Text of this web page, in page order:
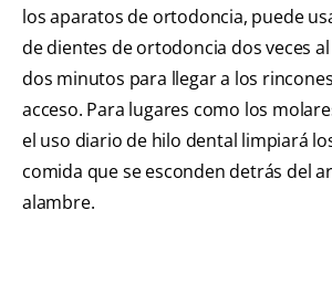
los aparatos de ortodoncia, puede
de dientes de ortodoncia dos veces
dos minutos para llegar a los
acceso. Para lugares como los
el uso diario de hilo dental limpiará
comida que se esconden detrás del
alambre.